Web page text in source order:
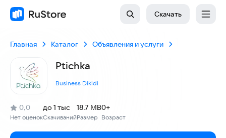
Скачать
Главная Каталог Объявления и услуги
Ptichka
Business Dikidi
Рейтинг:
0,0
(
Нет оценок
)
Скачиваний
до 1 тыс
Размер
18.7 MB
Возраст
0+